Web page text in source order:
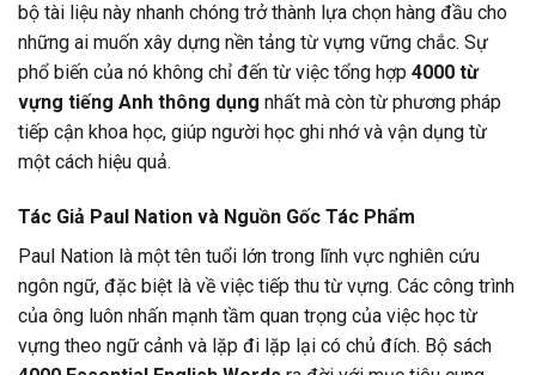
bộ tài liệu này nhanh chóng trở thành lựa chọn hàng đầu cho
những ai muốn xây dựng nền tảng từ vựng vững chắc. Sự
phổ biến của nó không chỉ đến từ việc tổng hợp 4000 từ
vựng tiếng Anh thông dụng nhất mà còn từ phương pháp
tiếp cận khoa học, giúp người học ghi nhớ và vận dụng từ
một cách hiệu quả.
Tác Giả Paul Nation và Nguồn Gốc Tác Phẩm
Paul Nation là một tên tuổi lớn trong lĩnh vực nghiên cứu
ngôn ngữ, đặc biệt là về việc tiếp thu từ vựng. Các công trình
của ông luôn nhấn mạnh tầm quan trọng của việc học từ
vựng theo ngữ cảnh và lặp đi lặp lại có chủ đích. Bộ sách